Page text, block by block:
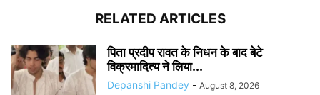
RELATED ARTICLES
पिता प्रदीप रावत के निधन के बाद बेटे
विक्रमादित्य ने लिया...
Depanshi Pandey - August 8, 2026